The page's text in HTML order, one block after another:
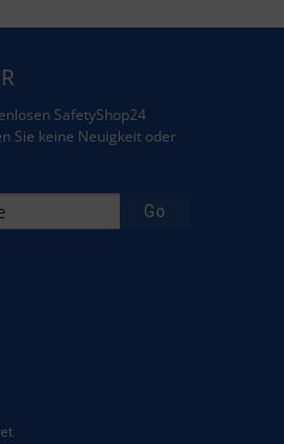
SafetyShop24
Sie keine Neuigkeit oder
Go